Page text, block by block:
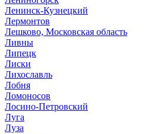
Ленинск-Кузнецкий
Лермонтов
Лешково, Московская область
Ливны
Липецк
Лиски
Лихославль
Лобня
Ломоносов
Лосино-Петровский
Луга
Луза